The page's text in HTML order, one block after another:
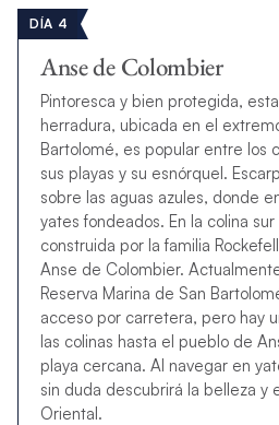
DÍA 4
Anse de Colombier
Pintoresca y bien protegida,
herradura, ubicada en el
Bartolomé, es popular entre los
sus playas y su esnórquel.
sobre las aguas azules, donde
yates fondeados. En la colina
construida por la familia
Anse de Colombier.
Reserva Marina de San
acceso por carretera, pero hay
las colinas hasta el pueblo de
playa cercana. Al navegar en
sin duda descubrirá la belleza y
Oriental.